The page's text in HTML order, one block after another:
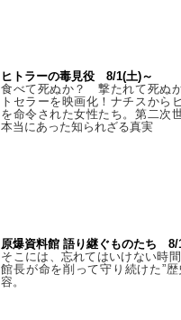
ヒトラーの毒見役 8/1(土)～
食べて死ぬか？ 撃たれて死ぬ
トセラーを映画化！ナチスから
を命令された女性たち。第二次
本当にあった知られざる真実
原爆資料館 語り継ぐものたち 8/
そこには、忘れてはいけない時
館長が命を削って守り続けた”歴
容。